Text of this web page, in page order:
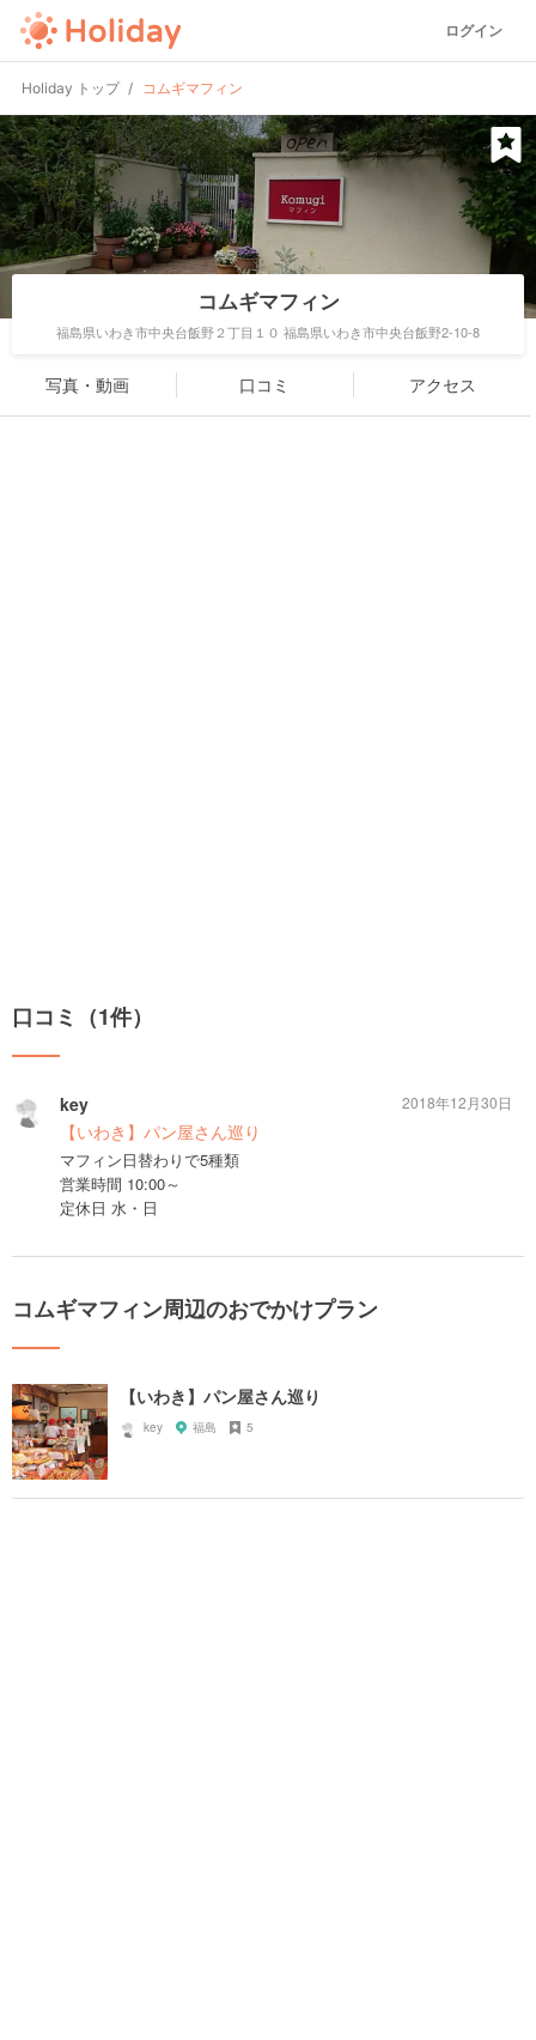
ログイン
Holiday トップ コムギマフィン
コムギマフィン
福島県いわき市中央台飯野２丁目１０ 福島県いわき市中央台飯野2-10-8
写真・動画 口コミ アクセス
口コミ（1件）
key
【いわき】パン屋さん巡り
マフィン日替わりで5種類
営業時間 10:00～
定休日 水・日
2018年12月30日
コムギマフィン周辺のおでかけプラン
【いわき】パン屋さん巡り
key 福島 5